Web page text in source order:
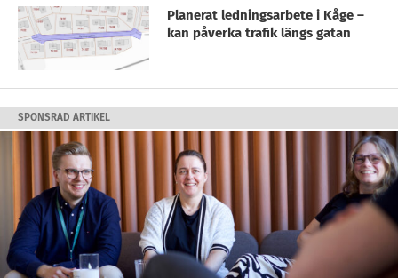
Planerat ledningsarbete i Kåge –
kan påverka trafik längs gatan
SPONSRAD ARTIKEL